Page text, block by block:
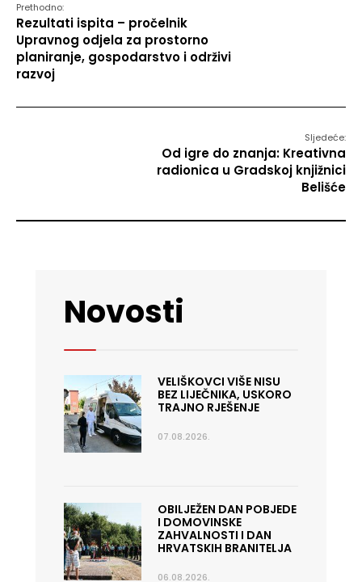
Prethodno:
Rezultati ispita – pročelnik
Upravnog odjela za prostorno
planiranje, gospodarstvo i održivi
razvoj
Sljedeće:
Od igre do znanja: Kreativna
radionica u Gradskoj knjižnici
Belišće
Novosti
VELIŠKOVCI VIŠE NISU
BEZ LIJEČNIKA, USKORO
TRAJNO RJEŠENJE
07.08.2026.
OBILJEŽEN DAN POBJEDE
I DOMOVINSKE
ZAHVALNOSTI I DAN
HRVATSKIH BRANITELJA
06.08.2026.